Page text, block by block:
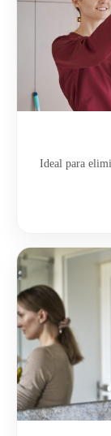
Ideal para